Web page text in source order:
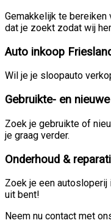
Gemakkelijk te bereiken
dat je zoekt zodat wij
Auto inkoop
Wil je je sloopauto
Gebruikte- en
Zoek je gebruikte of
je graag verder.
Onderhoud &
Zoek je een
uit bent!
Neem nu contact met